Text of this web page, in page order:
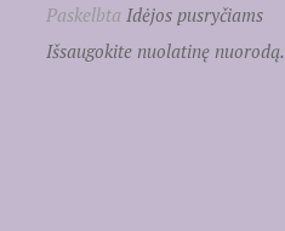
Paskelbta Idėjos pusryčiams
Išsaugokite nuolatinę nuorodą.